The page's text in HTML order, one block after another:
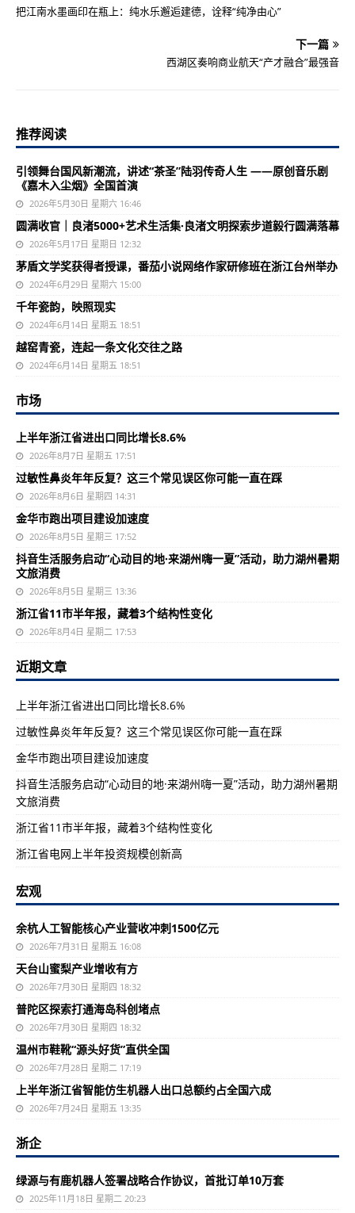
把江南水墨画印在瓶上：纯水乐邂逅建德，诠释“纯净由心”
下一篇
西湖区奏响商业航天“产才融合”最强音
推荐阅读
引领舞台国风新潮流，讲述“茶圣”陆羽传奇人生 ——原创音乐剧
《嘉木入尘烟》全国首演
2026年5月30日 星期六 16:46
圆满收官｜良渚5000+艺术生活集·良渚文明探索步道毅行圆满落幕
2026年5月17日 星期日 12:32
茅盾文学奖获得者授课，番茄小说网络作家研修班在浙江台州举办
2024年6月29日 星期六 15:00
千年瓷韵，映照现实
2024年6月14日 星期五 18:51
越窑青瓷，连起一条文化交往之路
2024年6月14日 星期五 18:51
市场
上半年浙江省进出口同比增长8.6%
2026年8月7日 星期五 17:51
过敏性鼻炎年年反复？这三个常见误区你可能一直在踩
2026年8月6日 星期四 14:31
金华市跑出项目建设加速度
2026年8月5日 星期三 17:52
抖音生活服务启动“心动目的地·来湖州嗨一夏”活动，助力湖州暑期
文旅消费
2026年8月5日 星期三 13:36
浙江省11市半年报，藏着3个结构性变化
2026年8月4日 星期二 17:53
近期文章
上半年浙江省进出口同比增长8.6%
过敏性鼻炎年年反复？这三个常见误区你可能一直在踩
金华市跑出项目建设加速度
抖音生活服务启动“心动目的地·来湖州嗨一夏”活动，助力湖州暑期
文旅消费
浙江省11市半年报，藏着3个结构性变化
浙江省电网上半年投资规模创新高
宏观
余杭人工智能核心产业营收冲刺1500亿元
2026年7月31日 星期五 16:08
天台山蜜梨产业增收有方
2026年7月30日 星期四 18:32
普陀区探索打通海岛科创堵点
2026年7月30日 星期四 18:32
温州市鞋靴“源头好货”直供全国
2026年7月28日 星期二 17:19
上半年浙江省智能仿生机器人出口总额约占全国六成
2026年7月24日 星期五 13:35
浙企
绿源与有鹿机器人签署战略合作协议，首批订单10万套
2025年11月18日 星期二 20:23